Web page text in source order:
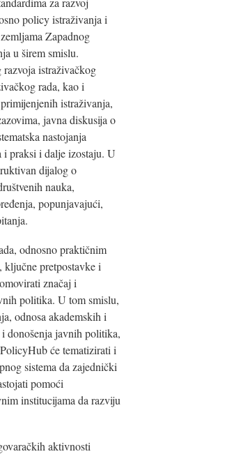
policy istraživanja i
Zapadnog
u širem smislu.
razvoja istraživačkog
rada, kao i
istraživanja,
javna diskusija o
nastojanja
i praksi i dalje izostaju. U
dijalog o
nauka,
popunjavajući,
odnosno praktičnim
pretpostavke i
značaj i
politika. U tom smislu,
odnosa akademskih i
donošenja javnih politika,
će tematizirati i
sistema da zajednički
pomoći
institucijama da razviju
aktivnosti